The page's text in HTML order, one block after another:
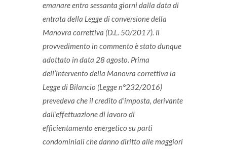
emanare entro sessanta giorni dalla data di
entrata della Legge di conversione della
Manovra correttiva (D.L. 50/2017). Il
provvedimento in commento è stato dunque
adottato in data 28 agosto. Prima
dell’intervento della Manovra correttiva la
Legge di Bilancio (Legge n°232/2016)
prevedeva che il credito d’imposta, derivante
dall’effettuazione di lavoro di
efficientamento energetico su parti
condominiali che danno diritto alle maggiori